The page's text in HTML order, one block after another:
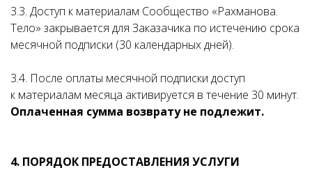
3.3. Доступ к материалам Сообщество «Рахманова.
Тело» закрывается для Заказачика по истечению срока
месячной подписки (30 календарных дней).
3.4. После оплаты месячной подписки доступ
к материалам месяца активируется в течение 30 минут.
Оплаченная сумма возврату не подлежит.
4. ПОРЯДОК ПРЕДОСТАВЛЕНИЯ УСЛУГИ